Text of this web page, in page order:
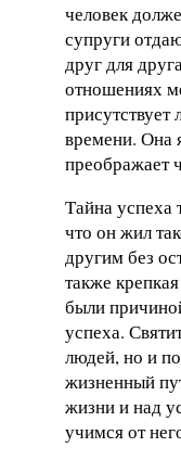
человек
супруги
друг для
отношениях
присутствует
времени. Она
преображает
Тайна успеха
что он жил
другим без
также
были
успеха.
людей, но и
жизненный
жизни и над
учимся от